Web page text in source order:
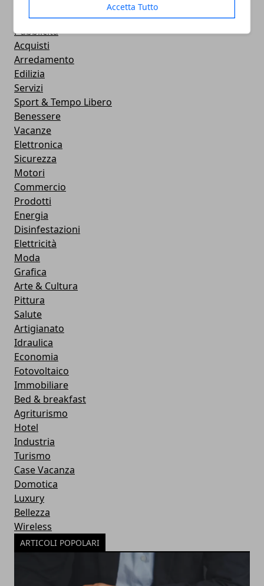
Accetta Tutto
Ambiente
Pubblicità
Acquisti
Arredamento
Edilizia
Servizi
Sport & Tempo Libero
Benessere
Vacanze
Elettronica
Sicurezza
Motori
Commercio
Prodotti
Energia
Disinfestazioni
Elettricità
Moda
Grafica
Arte & Cultura
Pittura
Salute
Artigianato
Idraulica
Economia
Fotovoltaico
Immobiliare
Bed & breakfast
Agriturismo
Hotel
Industria
Turismo
Case Vacanza
Domotica
Luxury
Bellezza
Wireless
ARTICOLI POPOLARI